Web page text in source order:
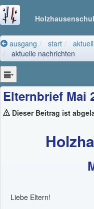
ausgang start
aktuell
aktuelle nachrichten
Elternbrief Mai
Dieser Beitrag ist
Liebe Eltern!